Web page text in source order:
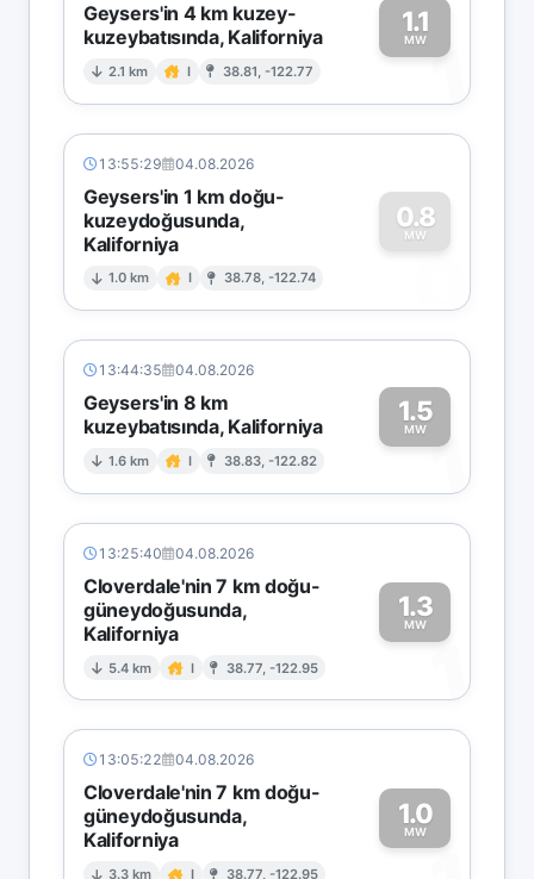
Geysers'in 4 km kuzey-
kuzeybatısında, Kaliforniya
2.1 km I 38.81, -122.77
1.1
MW1
13:55:29 04.08.2026
Geysers'in 1 km doğu-
kuzeydoğusunda,
Kaliforniya
1.0 km I 38.78, -122.74
0.8
MW
0
13:44:35 04.08.2026
Geysers'in 8 km
kuzeybatısında, Kaliforniya
1.6 km I 38.83, -122.82
1.5
MW1
13:25:40 04.08.2026
Cloverdale'nin 7 km doğu-
güneydoğusunda,
Kaliforniya
5.4 km I 38.77, -122.95
1.3
MW
1
13:05:22 04.08.2026
Cloverdale'nin 7 km doğu-
güneydoğusunda,
Kaliforniya
3.3 km I 38.77, -122.95
1.0
MW